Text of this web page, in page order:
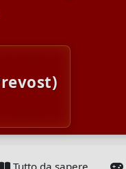
Tutto da sapere